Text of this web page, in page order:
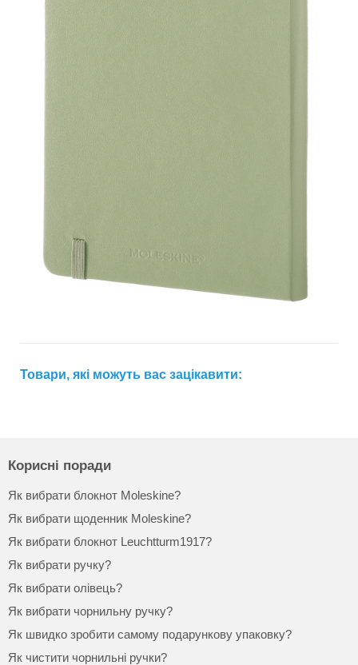
Товари, які можуть вас зацікавити:
Корисні поради
Як вибрати блокнот Moleskine?
Як вибрати щоденник Moleskine?
Як вибрати блокнот Leuchtturm1917?
Як вибрати ручку?
Як вибрати олівець?
Як вибрати чорнильну ручку?
Як швидко зробити самому подарункову упаковку?
Як чистити чорнильні ручки?